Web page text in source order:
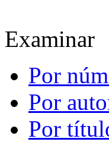
Examinar
Por
Por
Por